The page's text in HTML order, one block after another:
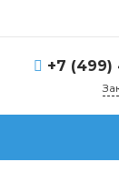
+7 (499)